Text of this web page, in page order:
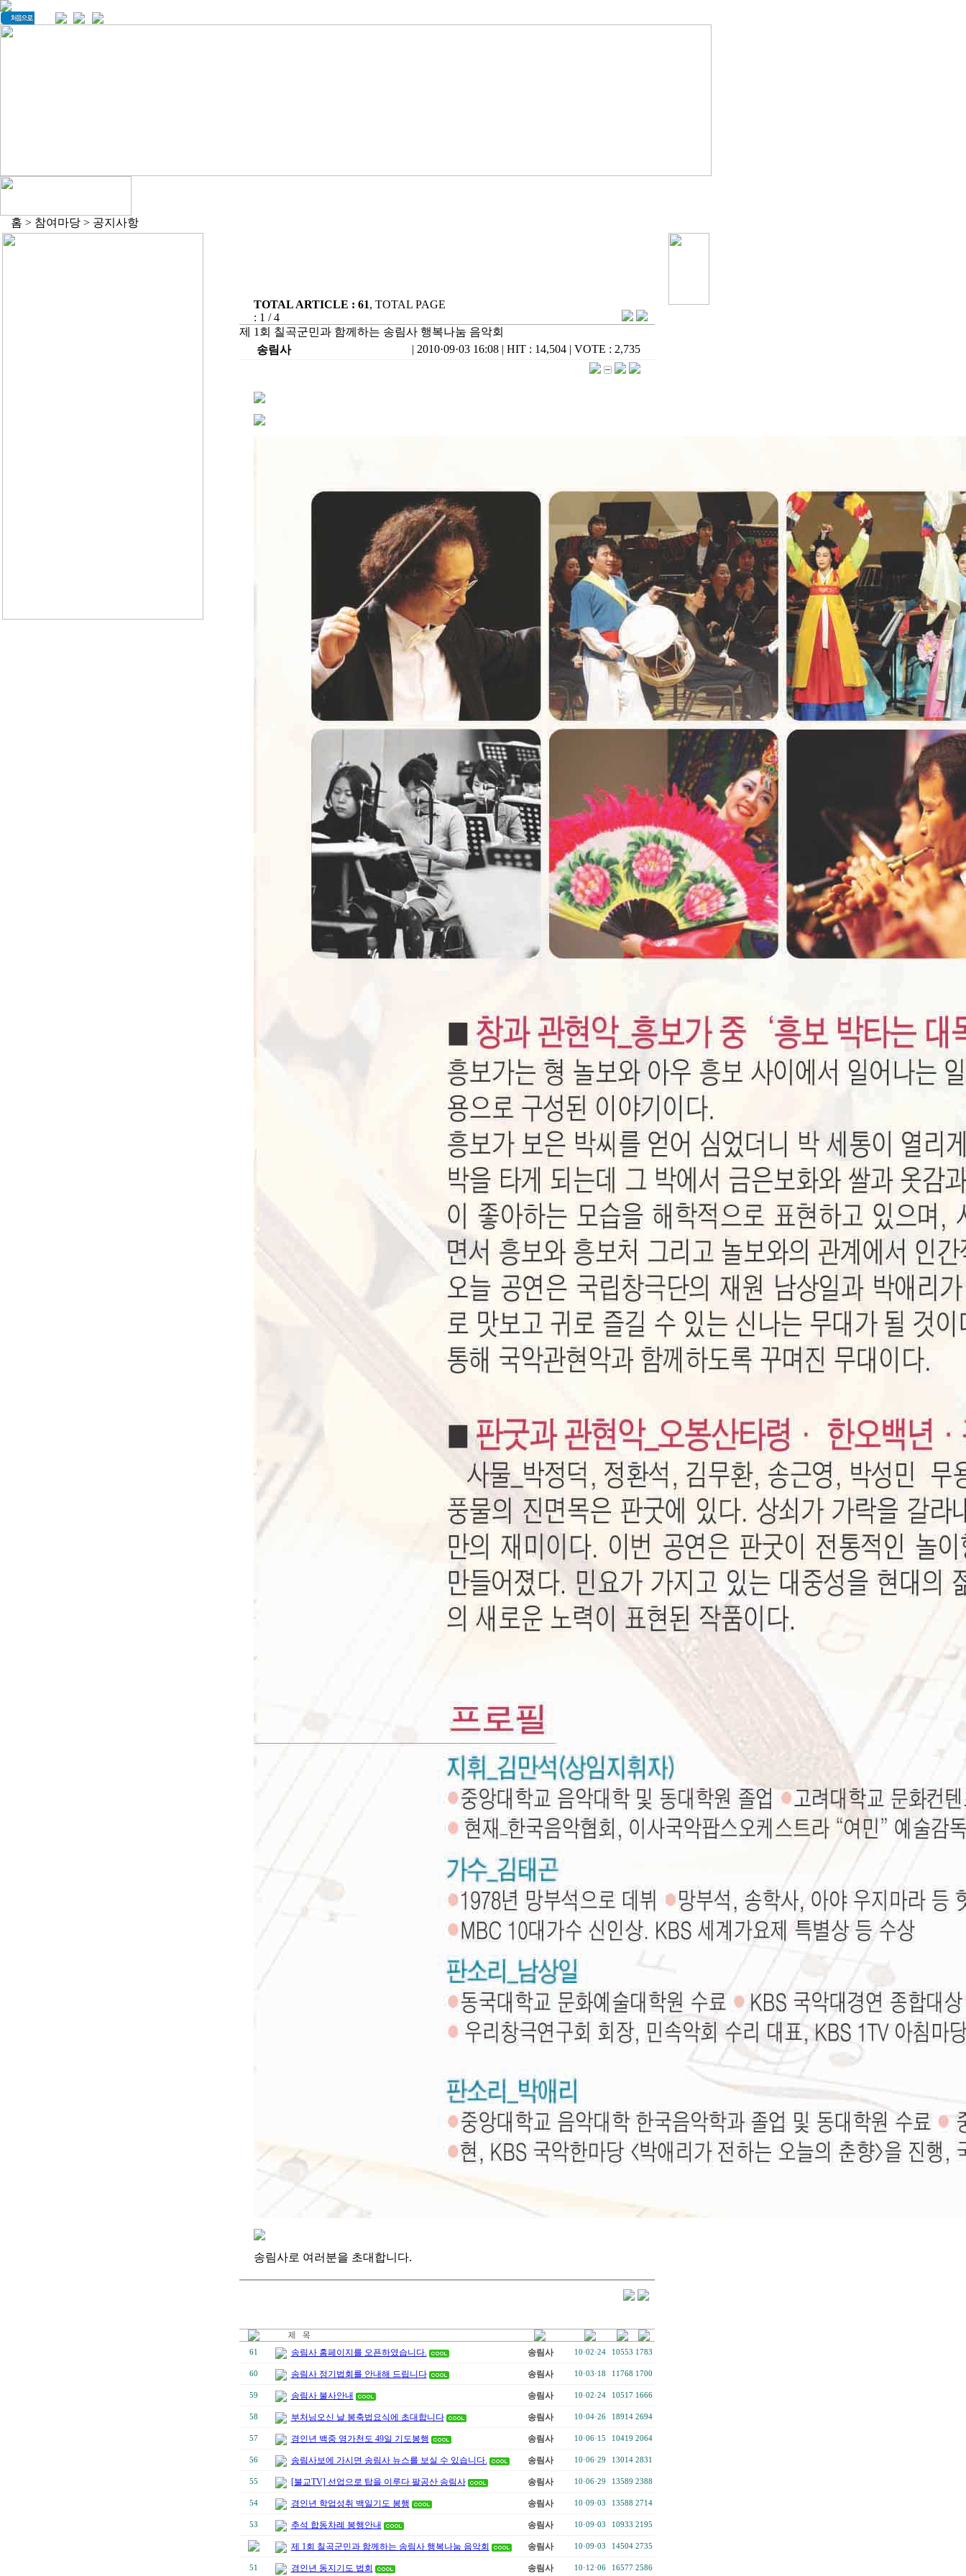
홈 > 참여마당 > 공지사항
TOTAL ARTICLE : 61, TOTAL PAGE
: 1 / 4
제 1회 칠곡군민과 함께하는 송림사 행복나눔 음악회
송림사
| 2010·09·03 16:08 | HIT : 14,504 | VOTE : 2,735
송림사로 여러분을 초대합니다.
61 송림사 홈페이지를 오픈하였습니다. 송림사 10·02·24 10553 1783
60 송림사 정기법회를 안내해 드립니다 송림사 10·03·18 11768 1700
59 송림사 불사안내 송림사 10·02·24 10517 1666
58 부처님오신 날 봉축법요식에 초대합니다 송림사 10·04·26 18914 2694
57 경인년 백중 영가천도 49일 기도봉행 송림사 10·06·15 10419 2064
56 송림사보에 가시면 송림사 뉴스를 보실 수 있습니다. 송림사 10·06·29 13014 2831
55 [불교TV] 선업으로 탑을 이루다 팔공산 송림사 송림사 10·06·29 13589 2388
54 경인년 학업성취 백일기도 봉행 송림사 10·09·03 13588 2714
53 추석 합동차례 봉행안내 송림사 10·09·03 10933 2195
제 1회 칠곡군민과 함께하는 송림사 행복나눔 음악회 송림사 10·09·03 14504 2735
51 경인년 동지기도 법회 송림사 10·12·06 16577 2586